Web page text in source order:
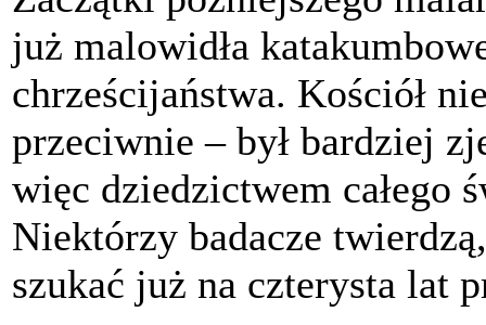
już malowidła
chrześcijaństwa. Kościół
przeciwnie – był bardziej
więc dziedzictwem całego
Niektórzy badacze
szukać już na czterysta lat